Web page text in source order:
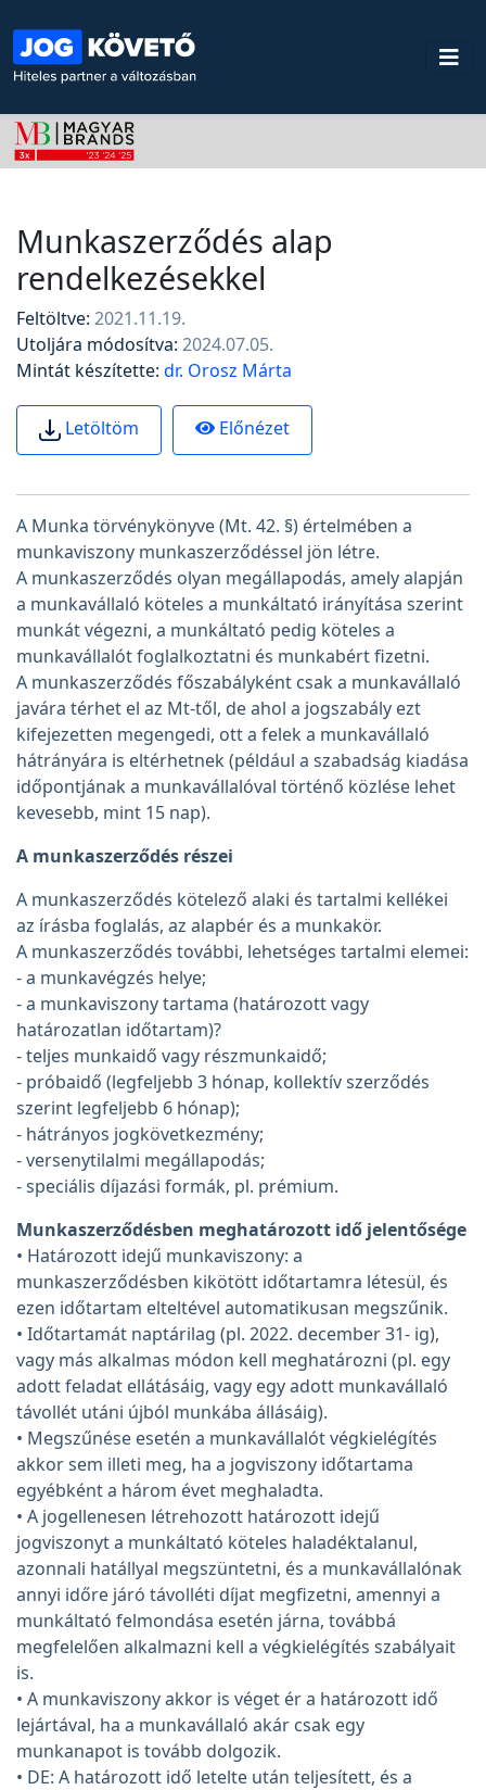
Munkaszerződés alap
rendelkezésekkel
Feltöltve: 2021.11.19.
Utoljára módosítva: 2024.07.05.
Mintát készítette: dr. Orosz Márta
Letöltöm Előnézet
A Munka törvénykönyve (Mt. 42. §) értelmében a
munkaviszony munkaszerződéssel jön létre.
A munkaszerződés olyan megállapodás, amely alapján
a munkavállaló köteles a munkáltató irányítása szerint
munkát végezni, a munkáltató pedig köteles a
munkavállalót foglalkoztatni és munkabért fizetni.
A munkaszerződés főszabályként csak a munkavállaló
javára térhet el az Mt-től, de ahol a jogszabály ezt
kifejezetten megengedi, ott a felek a munkavállaló
hátrányára is eltérhetnek (például a szabadság kiadása
időpontjának a munkavállalóval történő közlése lehet
kevesebb, mint 15 nap).
A munkaszerződés részei
A munkaszerződés kötelező alaki és tartalmi kellékei
az írásba foglalás, az alapbér és a munkakör.
A munkaszerződés további, lehetséges tartalmi elemei:
- a munkavégzés helye;
- a munkaviszony tartama (határozott vagy
határozatlan időtartam)?
- teljes munkaidő vagy részmunkaidő;
- próbaidő (legfeljebb 3 hónap, kollektív szerződés
szerint legfeljebb 6 hónap);
- hátrányos jogkövetkezmény;
- versenytilalmi megállapodás;
- speciális díjazási formák, pl. prémium.
Munkaszerződésben meghatározott idő jelentősége
• Határozott idejű munkaviszony: a
munkaszerződésben kikötött időtartamra létesül, és
ezen időtartam elteltével automatikusan megszűnik.
• Időtartamát naptárilag (pl. 2022. december 31- ig),
vagy más alkalmas módon kell meghatározni (pl. egy
adott feladat ellátásáig, vagy egy adott munkavállaló
távollét utáni újból munkába állásáig).
• Megszűnése esetén a munkavállalót végkielégítés
akkor sem illeti meg, ha a jogviszony időtartama
egyébként a három évet meghaladta.
• A jogellenesen létrehozott határozott idejű
jogviszonyt a munkáltató köteles haladéktalanul,
azonnali hatállyal megszüntetni, és a munkavállalónak
annyi időre járó távolléti díjat megfizetni, amennyi a
munkáltató felmondása esetén járna, továbbá
megfelelően alkalmazni kell a végkielégítés szabályait
is.
• A munkaviszony akkor is véget ér a határozott idő
lejártával, ha a munkavállaló akár csak egy
munkanapot is tovább dolgozik.
• DE: A határozott idő letelte után teljesített, és a